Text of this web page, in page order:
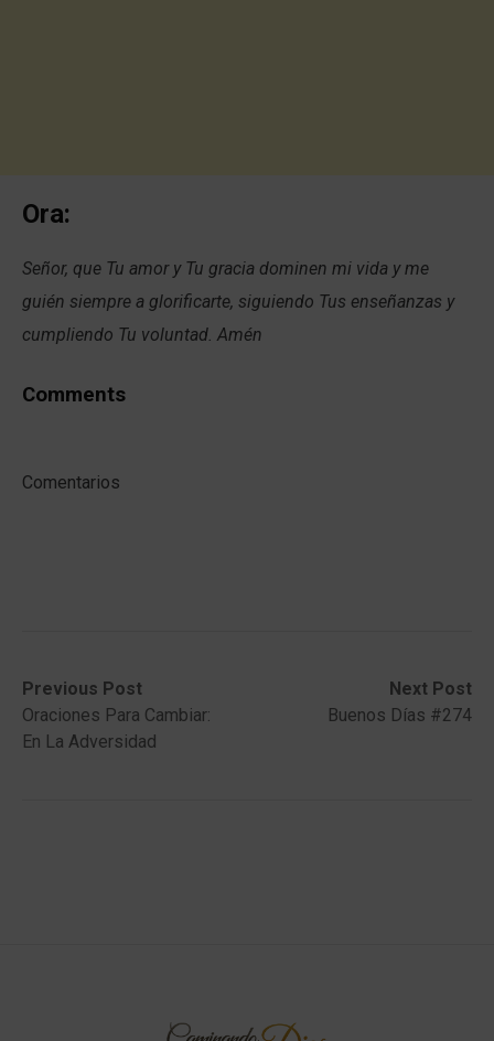
Ora:
Señor, que Tu amor y Tu gracia dominen mi vida y me
guién siempre a glorificarte, siguiendo Tus enseñanzas y
cumpliendo Tu voluntad. Amén
Comments
Comentarios
Post
navigation
Previous Post
Previous
post:Oraciones Para Cambiar:
En La Adversidad
Next Post
Next
post:
Buenos Días #274